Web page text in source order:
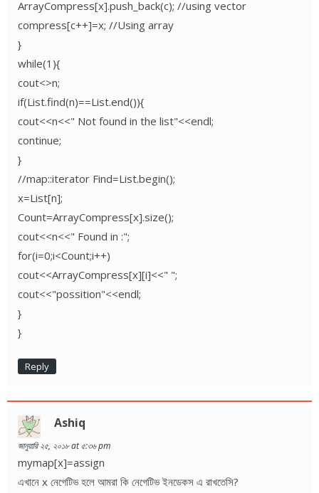
ArrayCompress[x].push_back(c); //using vector
compress[c++]=x; //Using array
}
while(1){
cout<>n;
if(List.find(n)==List.end()){
cout<<n<<" Not found in the list"<<endl;
continue;
}
//map::iterator Find=List.begin();
x=List[n];
Count=ArrayCompress[x].size();
cout<<n<<" Found in :";
for(i=0;i<Count;i++)
cout<<ArrayCompress[x][i]<<" ";
cout<<"possition"<<endl;
}
}
Reply
Ashiq
জানুয়ারি ২৫, ২০১৮ at ৫:৩৬ pm
mymap[x]=assign
এখানে x নেগেটিভ হলে আমরা কি নেগেটিভ ইনডেকস এ রাখতেসি?